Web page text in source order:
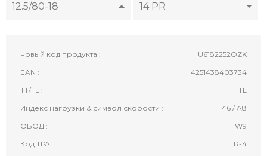
12.5/80-18 14 PR
новый код продукта :
U6182252OZK
EAN :
4251438403734
TT/TL :
TL
Индекс нагрузки & символ скорости :
146 / A8
ОБОД :
W9
Код ТРА
R-4